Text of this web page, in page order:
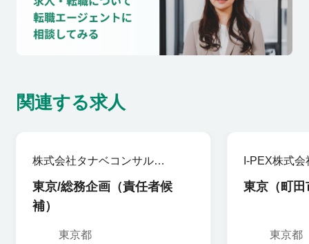
関連する求人
株式会社タナベコンサルテ
ィンググループ
東京/総務企画（責任者候
補）
東京都
I-PEX株式会
東京（町
東京都